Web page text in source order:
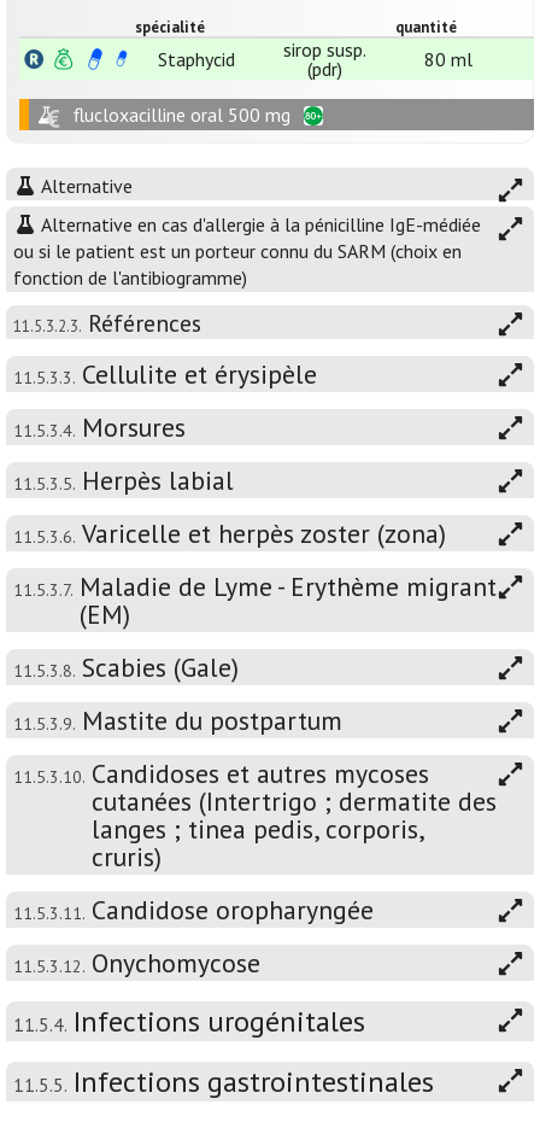
spécialité quantité
Staphycid
sirop susp.
(pdr)
80 ml
flucloxacilline oral 500 mg
Alternative
Alternative en cas d'allergie à la pénicilline IgE-médiée
ou si le patient est un porteur connu du SARM (choix en
fonction de l'antibiogramme)
11.5.3.2.3. Références
11.5.3.3. Cellulite et érysipèle
11.5.3.4. Morsures
11.5.3.5. Herpès labial
11.5.3.6. Varicelle et herpès zoster (zona)
11.5.3.7. Maladie de Lyme - Erythème migrant
(EM)
11.5.3.8. Scabies (Gale)
11.5.3.9. Mastite du postpartum
11.5.3.10. Candidoses et autres mycoses
cutanées (Intertrigo ; dermatite des
langes ; tinea pedis, corporis,
cruris)
11.5.3.11. Candidose oropharyngée
11.5.3.12. Onychomycose
11.5.4. Infections urogénitales
11.5.5. Infections gastrointestinales